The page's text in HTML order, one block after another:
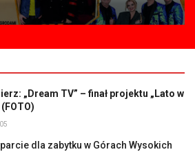
„Dream TV” – finał projektu „Lato w
dla zabytku w Górach Wysokich